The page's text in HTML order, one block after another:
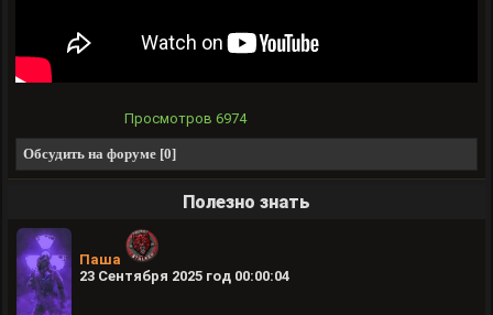
Просмотров 6974
Обсудить на форуме [0]
Полезно знать
Паша
23 Сентября 2025 год 00:00:04